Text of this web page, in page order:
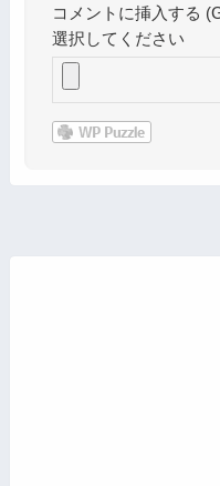
コメントに挿入する
選択してください